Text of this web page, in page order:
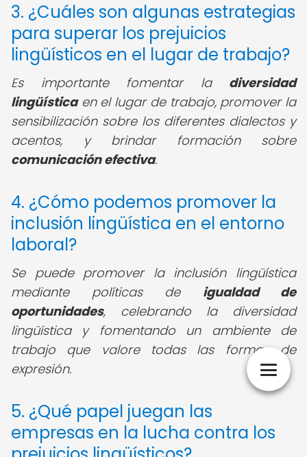
3. ¿Cuáles son algunas estrategias
para superar los prejuicios
lingüísticos en el lugar de trabajo?
Es importante fomentar la diversidad
lingüísticaen el lugar de trabajo, promover la
sensibilización sobre los diferentes dialectos y
acentos, y brindar formación sobre
comunicación efectiva.
4. ¿Cómo podemos promover la
inclusión lingüística en el entorno
laboral?
Se puede promover la inclusión lingüística
mediante políticas de igualdad de
oportunidades, celebrando la diversidad
lingüística y fomentando un ambiente de
trabajo que valore todas las formas de
expresión.
5. ¿Qué papel juegan las
empresas en la lucha contra los